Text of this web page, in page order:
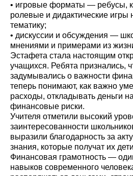
• игровые форматы — ребусы,
ролевые и дидактические
тематику;
• дискуссии и обсуждения —
мнениями и примерами из
Эстафета стала настоящим
учащихся. Ребята признались,
задумывались о важности
теперь понимают, как важно
расходы, откладывать деньги
финансовые риски.
Учителя отметили высокий
заинтересованности
выразили благодарность за
знания, которые получат их
Финансовая грамотность —
навыков современного